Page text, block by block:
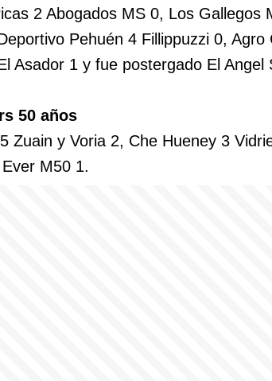
2 Abogados MS 0, Los Gallegos
Pehuén 4 Fillippuzzi 0,
Asador 1 y fue postergado El
50 años
Zuain y Voria 2, Che Hueney 3
M50 1.